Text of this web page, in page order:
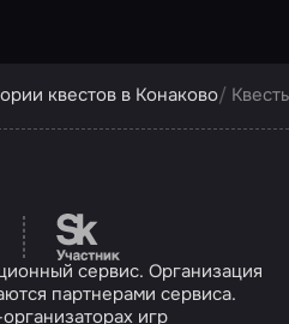
квестов в Конаково
Перейти на сайт
сервис. Организация
партнерами сервиса.
игр